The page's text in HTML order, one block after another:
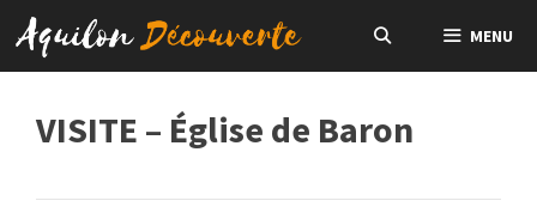
Aller
au
contenu
MENU
VISITE – Église de Baron